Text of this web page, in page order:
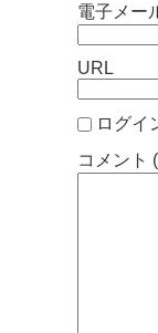
電子メー
URL
ログイ
コメント